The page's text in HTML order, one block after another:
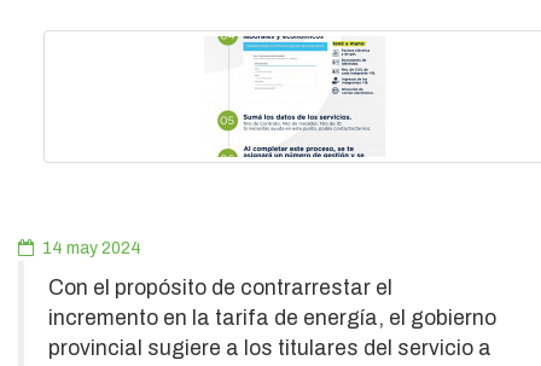
14 may 2024
Con el propósito de contrarrestar el
incremento en la tarifa de energía, el gobierno
provincial sugiere a los titulares del servicio a